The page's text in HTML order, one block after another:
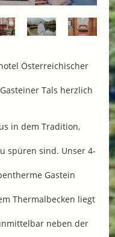
Österreichischer
Tals herzlich
in dem Tradition,
spüren sind. Unser 4-
Gastein
Thermalbecken liegt
neben der